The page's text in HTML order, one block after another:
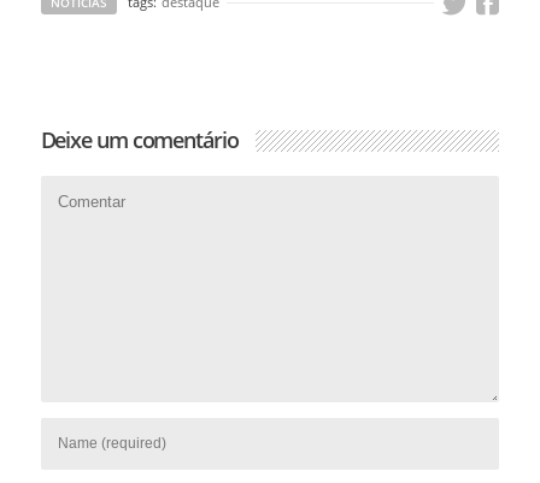
Deixe um comentário